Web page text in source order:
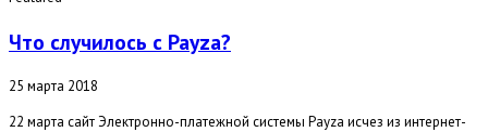
Что случилось с Payza?
25 марта 2018
22 марта сайт Электронно-платежной системы Payza исчез из интернет-